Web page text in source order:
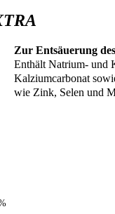
Zur Entsäuerung
Enthält Natrium- und
Kalziumcarbonat
wie Zink, Selen und